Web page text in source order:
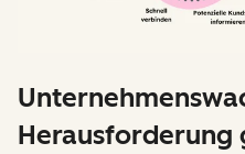
Herausforderung